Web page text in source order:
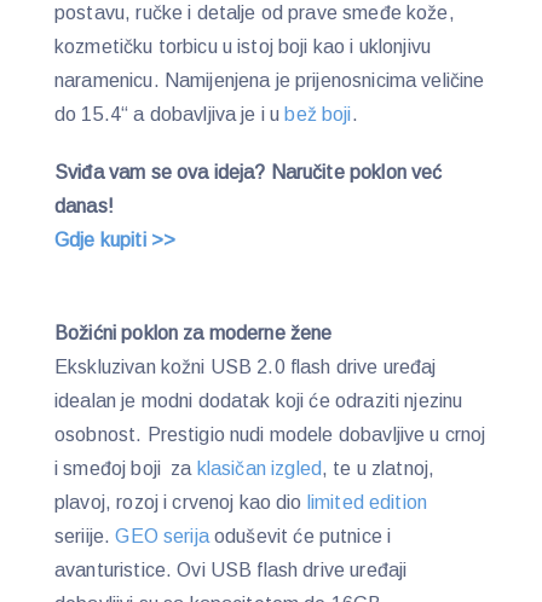
postavu, ručke i detalje od prave smeđe kože,
kozmetičku torbicu u istoj boji kao i uklonjivu
naramenicu. Namijenjena je prijenosnicima veličine
do 15.4“ a dobavljiva je i u bež boji.
Sviđa vam se ova ideja? Naručite poklon već
danas!
Gdje kupiti >>
Božićni poklon za moderne žene
Ekskluzivan kožni USB 2.0 flash drive uređaj
idealan je modni dodatak koji će odraziti njezinu
osobnost. Prestigio nudi modele dobavljive u crnoj
i smeđoj boji za klasičan izgled, te u zlatnoj,
plavoj, rozoj i crvenoj kao dio limited edition
seriije.GEO serijaoduševit će putnice i
avanturistice. Ovi USB flash drive uređaji